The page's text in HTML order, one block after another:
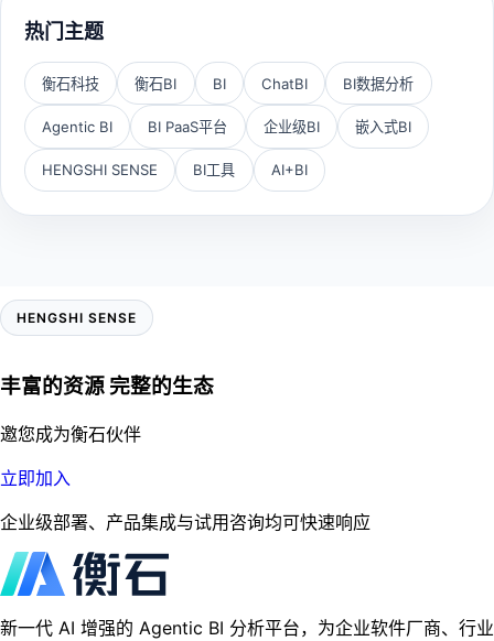
热门主题
衡石科技 衡石BI BI ChatBI BI数据分析
Agentic BI BI PaaS平台 企业级BI 嵌入式BI
HENGSHI SENSE BI工具 AI+BI
HENGSHI SENSE
丰富的资源 完整的生态
邀您成为衡石伙伴
立即加入
企业级部署、产品集成与试用咨询均可快速响应
新一代 AI 增强的 Agentic BI 分析平台，为企业软件厂商、行业